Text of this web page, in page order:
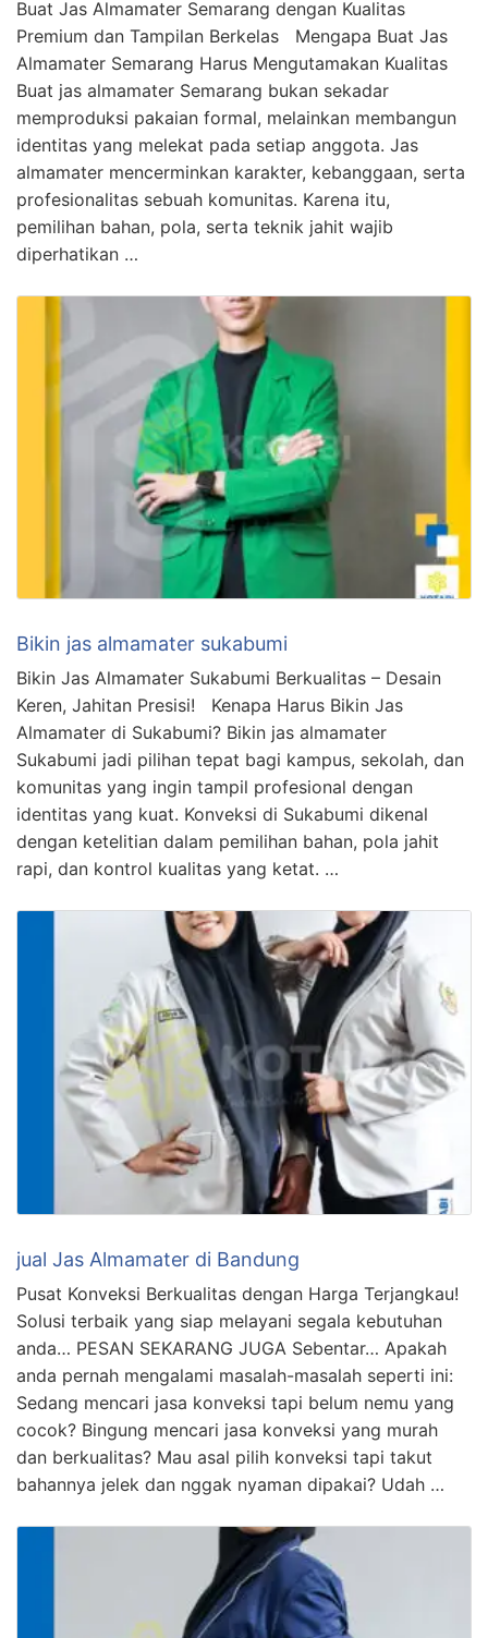
Buat Jas Almamater Semarang dengan Kualitas
Premium dan Tampilan Berkelas Mengapa Buat Jas
Almamater Semarang Harus Mengutamakan Kualitas
Buat jas almamater Semarang bukan sekadar
memproduksi pakaian formal, melainkan membangun
identitas yang melekat pada setiap anggota. Jas
almamater mencerminkan karakter, kebanggaan, serta
profesionalitas sebuah komunitas. Karena itu,
pemilihan bahan, pola, serta teknik jahit wajib
diperhatikan …
Bikin jas almamater sukabumi
Bikin Jas Almamater Sukabumi Berkualitas – Desain
Keren, Jahitan Presisi! Kenapa Harus Bikin Jas
Almamater di Sukabumi? Bikin jas almamater
Sukabumi jadi pilihan tepat bagi kampus, sekolah, dan
komunitas yang ingin tampil profesional dengan
identitas yang kuat. Konveksi di Sukabumi dikenal
dengan ketelitian dalam pemilihan bahan, pola jahit
rapi, dan kontrol kualitas yang ketat. …
jual Jas Almamater di Bandung
Pusat Konveksi Berkualitas dengan Harga Terjangkau!
Solusi terbaik yang siap melayani segala kebutuhan
anda… PESAN SEKARANG JUGA Sebentar… Apakah
anda pernah mengalami masalah-masalah seperti ini:
Sedang mencari jasa konveksi tapi belum nemu yang
cocok? Bingung mencari jasa konveksi yang murah
dan berkualitas? Mau asal pilih konveksi tapi takut
bahannya jelek dan nggak nyaman dipakai? Udah …